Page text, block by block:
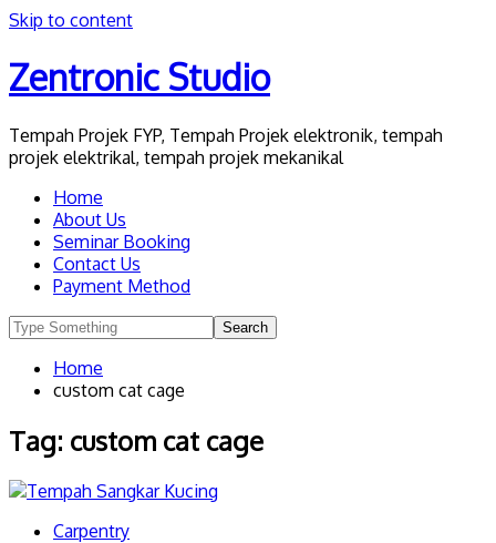
Skip to content
Zentronic Studio
Tempah Projek FYP, Tempah Projek elektronik, tempah
projek elektrikal, tempah projek mekanikal
Home
About Us
Seminar Booking
Contact Us
Payment Method
Home
custom cat cage
Tag: custom cat cage
Carpentry